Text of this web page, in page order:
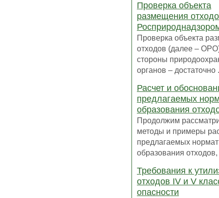
Проверка объекта
размещения
Проверка объекта
отходов (далее –
стороны
органов – достаточно
Расчет и
предлагаемых
образования
Продолжим
методы и примеры
предлагаемых
образования отходов,
Требования к
отходов IV и V
опасности